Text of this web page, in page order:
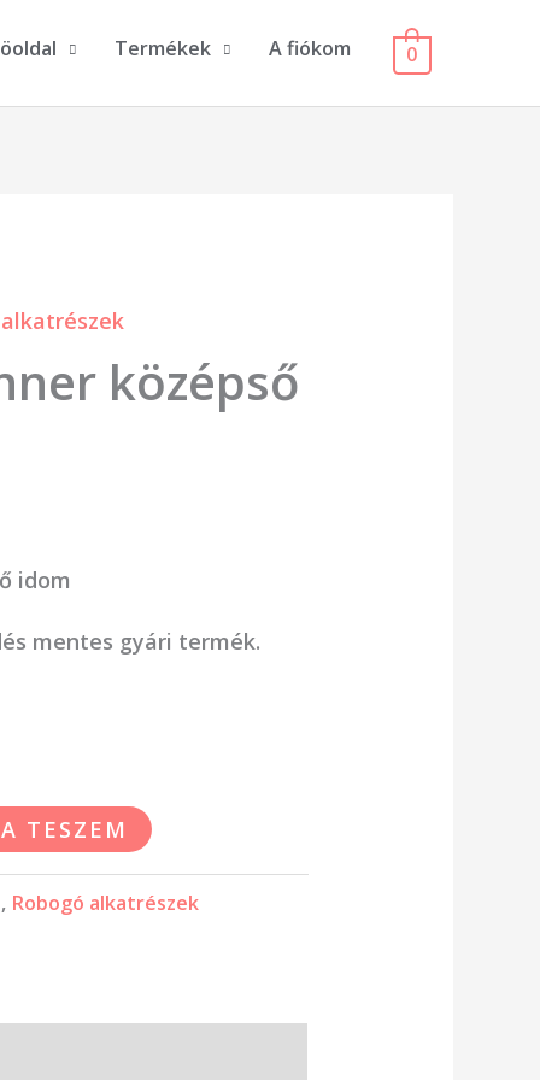
Termékek A fiókom 0
középső
idom
mentes gyári termék.
TESZEM
, Robogó alkatrészek